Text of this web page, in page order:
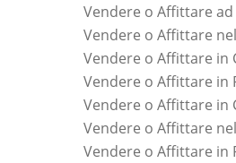
Vendere o Affittare ad
Vendere o Affittare in
Vendere o Affittare in
Vendere o Affittare in